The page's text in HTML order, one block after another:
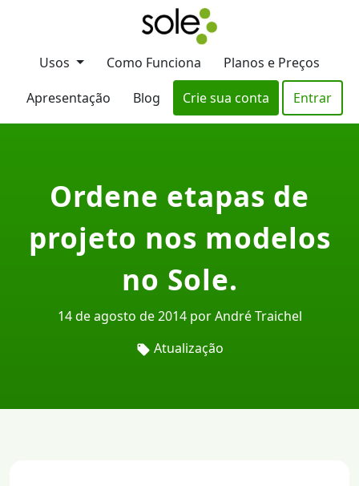
Usos Como Funciona
Planos e Preços
Apresentação
Blog Crie sua conta Entrar
Ordene etapas de
projeto nos modelos
no Sole.
14 de agosto de 2014 por André Traichel
Atualização